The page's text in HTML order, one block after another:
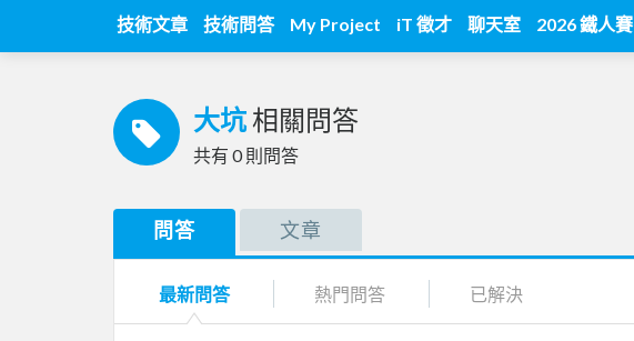
技術文章 技術問答 My Project iT 徵才 聊天室 2026 鐵人賽
大坑 相關問答
共有 0則問答
問答 文章
最新問答 熱門問答 已解決